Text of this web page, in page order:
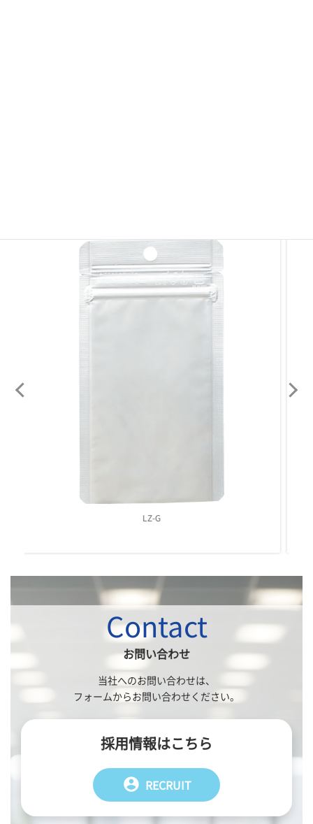
お問い合わせ
Contact
当社へのお問い合わせは、
フォームからお問い合わせください。
採用情報はこちら
account_circle RECRUIT